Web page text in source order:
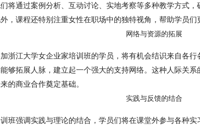
将通过案例分析、互动讨论、实地考察等多种教学方式
，课程还特别注重女性在职场中的独特视角，帮助学员们
网络与资源的拓展
浙江大学女企业家培训班的学员，将有机会结识来自各
够拓展人脉，建立起一个强大的支持网络。这种人际关
的商业合作奠定基础。
实践与反馈的结合
班强调实践与理论的结合，学员们将在课堂外参与各种